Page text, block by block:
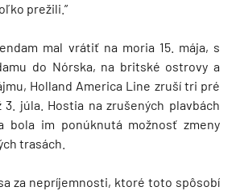
prežili.”
mal vrátiť na moria 15. mája, s
do Nórska, na britské ostrovy a
Holland America Line zruší tri pré
3. júla. Hostia na zrušených plavbách
bola im ponúknutá možnosť zmeny
trasách.
za nepríjemnosti, ktoré toto spôsobí